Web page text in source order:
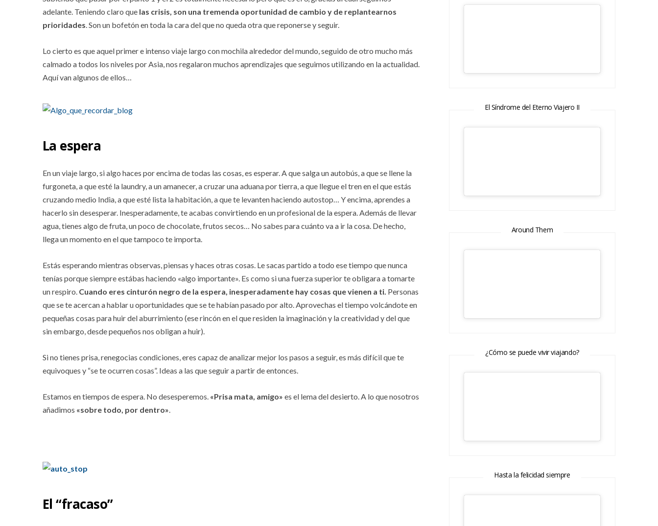
adelante. Teniendo claro que las crisis, son una tremenda oportunidad de cambio y de replantearnos
prioridades . Son un bofetón en toda la cara del que no queda otra que reponerse y seguir.
Lo cierto es que aquel primer e intenso viaje largo con mochila alrededor del mundo, seguido de otro mucho más
calmado a todos los niveles por Asia, nos regalaron muchos aprendizajes que seguimos utilizando en la actualidad.
Aquí van algunos de ellos…
La espera
En un viaje largo, si algo haces por encima de todas las cosas, es esperar. A que salga un autobús, a que se llene la
furgoneta, a que esté la laundry, a un amanecer, a cruzar una aduana por tierra, a que llegue el tren en el que estás
cruzando medio India, a que esté lista la habitación, a que te levanten haciendo autostop… Y encima, aprendes a
hacerlo sin desesperar. Inesperadamente, te acabas convirtiendo en un profesional de la espera. Además de llevar
agua, tienes algo de fruta, un poco de chocolate, frutos secos… No sabes para cuánto va a ir la cosa. De hecho,
llega un momento en el que tampoco te importa.
Estás esperando mientras observas, piensas y haces otras cosas. Le sacas partido a todo ese tiempo que nunca
tenías porque siempre estábas haciendo «algo importante». Es como si una fuerza superior te obligara a tomarte
un respiro. Cuando eres cinturón negro de la espera, inesperadamente hay cosas que vienen a ti. Personas
que se te acercan a hablar u oportunidades que se te habían pasado por alto. Aprovechas el tiempo volcándote en
pequeñas cosas para huir del aburrimiento (ese rincón en el que residen la imaginación y la creatividad y del que
sin embargo, desde pequeños nos obligan a huir).
Si no tienes prisa, renegocias condiciones, eres capaz de analizar mejor los pasos a seguir, es más difícil que te
equivoques y “se te ocurren cosas”. Ideas a las que seguir a partir de entonces.
Estamos en tiempos de espera. No desesperemos. «Prisa mata, amigo» es el lema del desierto. A lo que nosotros
añadimos «sobre todo, por dentro».
El “fracaso”
El Síndrome del Eterno Viajero II
Around Them
¿Cómo se puede vivir viajando?
Hasta la felicidad siempre